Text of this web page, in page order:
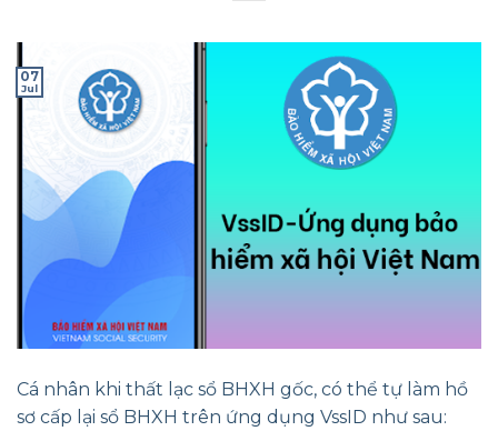
07
Jul
Cá nhân khi thất lạc sổ BHXH gốc, có thể tự làm hồ
sơ cấp lại sổ BHXH trên ứng dụng VssID như sau: